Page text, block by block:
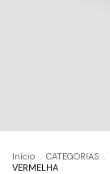
Início . CATEGORIAS .
VERMELHA